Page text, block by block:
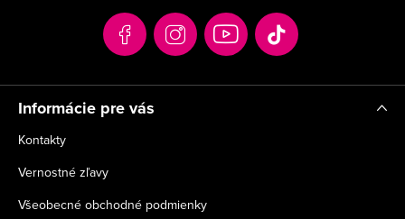
e
Informácie pre vás
Kontakty
Vernostné zľavy
Všeobecné obchodné podmienky